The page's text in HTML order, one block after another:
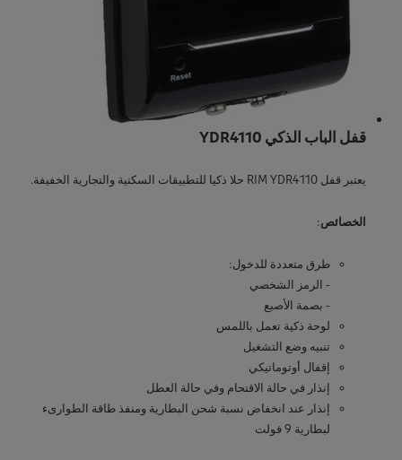
قفل الباب الذكي YDR4110
يعتبر قفل RIM YDR4110 حلا ذكيا للتطبيقات السكنية والتجارية الخفيفة.
الخصائص:
طرق متعددة للدخول:
- الرمز الشخصي
- بصمة الأصبع
لوحة ذكية تعمل باللمس
تنبيه وضع التشغيل
إقفال أوتوماتيكي
إنذار في حالة الاقتحام وفي حالة العطل
إنذار عند انخفاض نسبة شحن البطارية ومنفذ طاقة الطوارىء
لبطارية 9 فولت